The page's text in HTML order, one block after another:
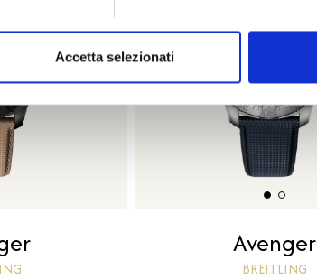
Accetta selezionati
Avenger
BREITLING